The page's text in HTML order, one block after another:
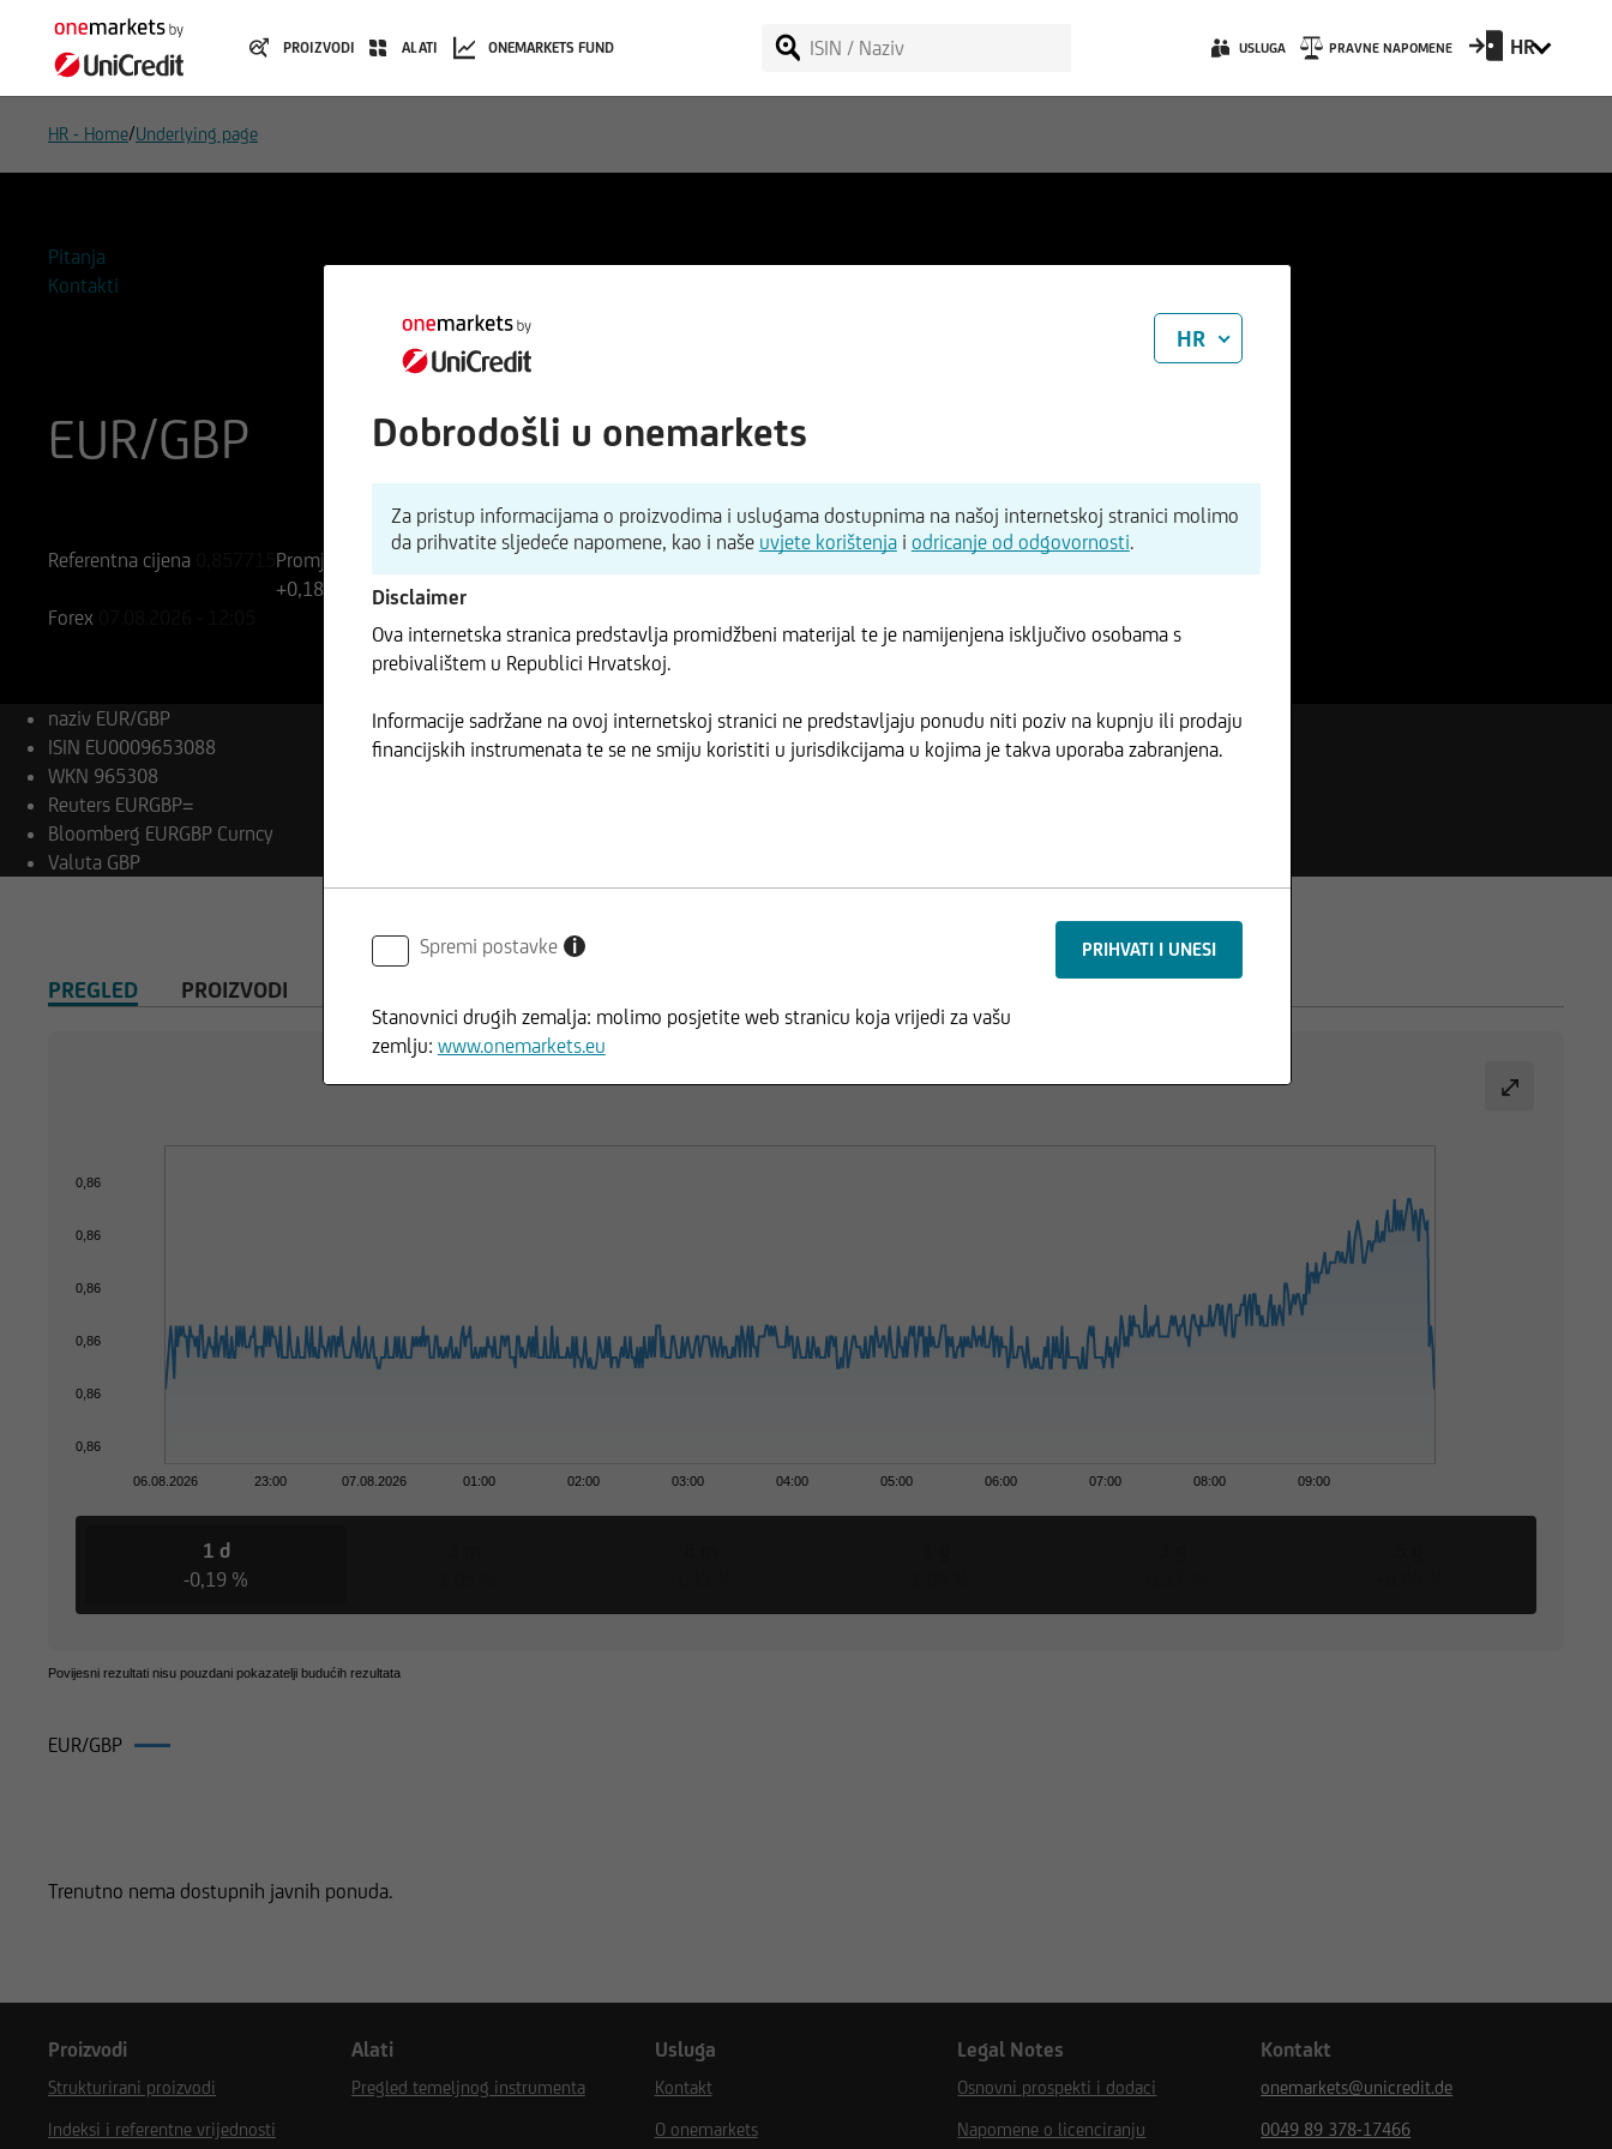
PROIZVODI ALATI ONEMARKETS FUND USLUGA PRAVNE NAPOMENE HR
HR - Home/Underlying page
Pitanja
Kontakti
EUR/GBP
Referentna cijena
Promjena
+0,18%
+0,00
Forex
naziv EUR/GBP
ISIN EU0009653088
WKN 965308
Reuters EURGBP=
Bloomberg EURGBP Curncy
Valuta GBP
PREGLED PROIZVODI
06.08.2026 23:00 07.08.2026 01:00 02:00 03:00 04:00 05:00 06:00 07:00 08:00 09:00
0,86
0,86
0,86
0,86
0,86
0,86
1 d
-0,19 %
Povijesni rezultati nisu pouzdani pokazatelji budućih rezultata
EUR/GBP
Trenutno nema dostupnih javnih ponuda.
Proizvodi
Strukturirani proizvodi
Indeksi i referentne vrijednosti
Alati
Pregled temeljnog instrumenta
Usluga
Kontakt
O onemarkets
Legal Notes
Osnovni prospekti i dodaci
Napomene o licenciranju
Kontakt
onemarkets@unicredit.de
0049 89 378-17466
HR
Dobrodošli u onemarkets
Za pristup informacijama o proizvodima i uslugama dostupnima na našoj internetskoj stranici molimo
da prihvatite sljedeće napomene, kao i naše uvjete korištenjai odricanje od odgovornosti.
Disclaimer
Ova internetska stranica predstavlja promidžbeni materijal te je namijenjena isključivo osobama s
prebivalištem u Republici Hrvatskoj.
Informacije sadržane na ovoj internetskoj stranici ne predstavljaju ponudu niti poziv na kupnju ili prodaju
financijskih instrumenata te se ne smiju koristiti u jurisdikcijama u kojima je takva uporaba zabranjena.
Spremi postavke i
Stanovnici drugih zemalja: molimo posjetite web stranicu koja vrijedi za vašu
zemlju: www.onemarkets.eu